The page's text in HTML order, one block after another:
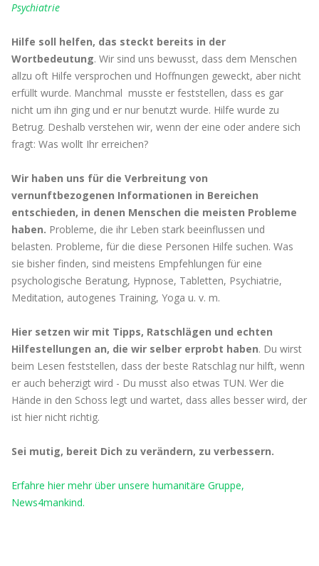
Psychiatrie
Hilfe soll helfen, das steckt bereits in der
Wortbedeutung. Wir sind uns bewusst, dass dem Menschen
allzu oft Hilfe versprochen und Hoffnungen geweckt, aber nicht
erfüllt wurde. Manchmal musste er feststellen, dass es gar
nicht um ihn ging und er nur benutzt wurde. Hilfe wurde zu
Betrug. Deshalb verstehen wir, wenn der eine oder andere sich
fragt: Was wollt Ihr erreichen?
Wir haben uns für die Verbreitung von
vernunftbezogenen Informationen in Bereichen
entschieden, in denen Menschen die meisten Probleme
haben. Probleme, die ihr Leben stark beeinflussen und
belasten. Probleme, für die diese Personen Hilfe suchen. Was
sie bisher finden, sind meistens Empfehlungen für eine
psychologische Beratung, Hypnose, Tabletten, Psychiatrie,
Meditation, autogenes Training, Yoga u. v. m.
Hier setzen wir mit Tipps, Ratschlägen und echten
Hilfestellungen an, die wir selber erprobt haben. Du wirst
beim Lesen feststellen, dass der beste Ratschlag nur hilft, wenn
er auch beherzigt wird - Du musst also etwas TUN. Wer die
Hände in den Schoss legt und wartet, dass alles besser wird, der
ist hier nicht richtig.
Sei mutig, bereit Dich zu verändern, zu verbessern.
Erfahre hier mehr über unsere humanitäre Gruppe,
News4mankind.